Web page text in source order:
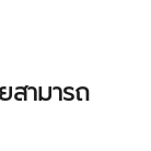
สามารถ